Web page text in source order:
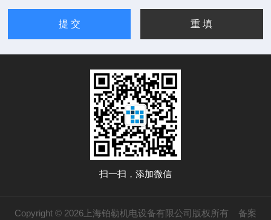
扫一扫，添加微信
Copyright © 2026上海铂勒机电设备有限公司版权所有 备案